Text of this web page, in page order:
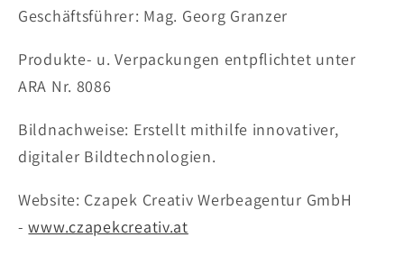
Geschäftsführer: Mag. Georg Granzer
Produkte- u. Verpackungen entpflichtet unter
ARA Nr. 8086
Bildnachweise: Erstellt mithilfe innovativer,
digitaler Bildtechnologien.
Website: Czapek Creativ Werbeagentur GmbH
-www.czapekcreativ.at